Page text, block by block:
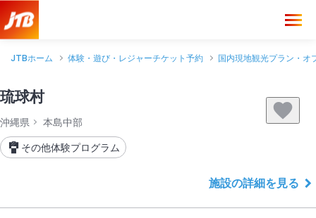
JTBホーム 体験・遊び・レジャーチケット予約 国内現地観光プラン・オ
琉球村
沖縄県 本島中部
その他体験プログラム
施設の詳細を見る